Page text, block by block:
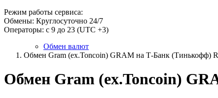
Режим работы сервиса:
Обмены: Круглосуточно 24/7
Операторы: с 9 до 23 (UTC +3)
Обмен валют
Обмен Gram (ex.Toncoin) GRAM на Т-Банк (Тинькофф)
Обмен Gram (ex.Toncoin)